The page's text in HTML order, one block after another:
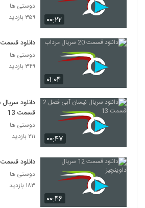
۰۰:۲۲
دوستی ها
۳۵۹ بازدید
۰۱:۰۴
دانلود قسمت 20 سریال مرداب
دوستی ها
۳۴۹ بازدید
۰۰:۴۷
قسمت 13
دوستی ها
۲۱۱ بازدید
۰۰:۴۶
دانلود قسمت 12 سریال داوینچیز
دوستی ها
۱۸۳ بازدید